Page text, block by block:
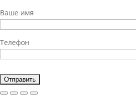
Ваше имя
Телефон